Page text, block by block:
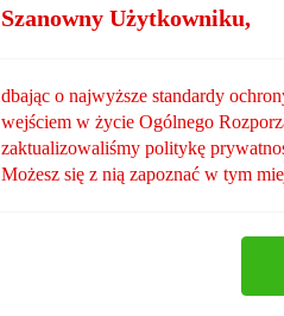
Szanowny Użytkowniku,
dbając o najwyższe standardy
wejściem w życie Ogólnego
zaktualizowaliśmy politykę
Możesz się z nią zapoznać w tym